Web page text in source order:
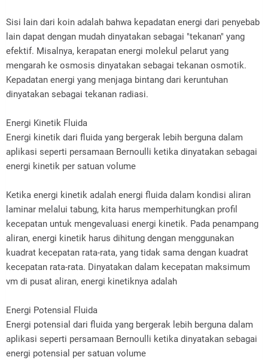
Sisi lain dari koin adalah bahwa kepadatan energi dari penyebab
lain dapat dengan mudah dinyatakan sebagai "tekanan" yang
efektif. Misalnya, kerapatan energi molekul pelarut yang
mengarah ke osmosis dinyatakan sebagai tekanan osmotik.
Kepadatan energi yang menjaga bintang dari keruntuhan
dinyatakan sebagai tekanan radiasi.
Energi Kinetik Fluida
Energi kinetik dari fluida yang bergerak lebih berguna dalam
aplikasi seperti persamaan Bernoulli ketika dinyatakan sebagai
energi kinetik per satuan volume
Ketika energi kinetik adalah energi fluida dalam kondisi aliran
laminar melalui tabung, kita harus memperhitungkan profil
kecepatan untuk mengevaluasi energi kinetik. Pada penampang
aliran, energi kinetik harus dihitung dengan menggunakan
kuadrat kecepatan rata-rata, yang tidak sama dengan kuadrat
kecepatan rata-rata. Dinyatakan dalam kecepatan maksimum
vm di pusat aliran, energi kinetiknya adalah
Energi Potensial Fluida
Energi potensial dari fluida yang bergerak lebih berguna dalam
aplikasi seperti persamaan Bernoulli ketika dinyatakan sebagai
energi potensial per satuan volume